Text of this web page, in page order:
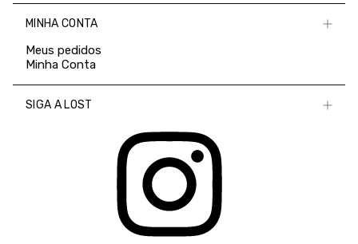
MINHA CONTA
Meus pedidos
Minha Conta
SIGA A LOST